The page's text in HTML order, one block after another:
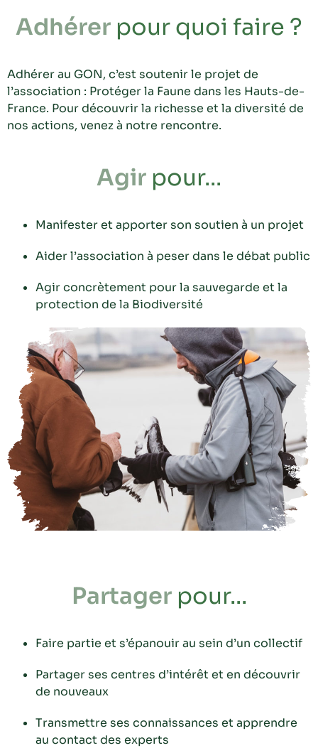
Adhérer pour quoi faire ?
Adhérer au GON, c’est soutenir le projet de
l’association : Protéger la Faune dans les Hauts-de-
France. Pour découvrir la richesse et la diversité de
nos actions, venez à notre rencontre.
Agir pour...
Manifester et apporter son soutien à un projet
Aider l’association à peser dans le débat public
Agir concrètement pour la sauvegarde et la
protection de la Biodiversité
Partager pour...
Faire partie et s’épanouir au sein d’un collectif
Partager ses centres d’intérêt et en découvrir
de nouveaux
Transmettre ses connaissances et apprendre
au contact des experts